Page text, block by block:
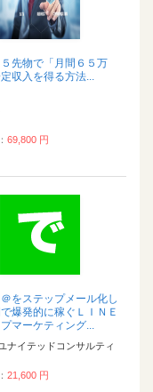
先物で「月間６５万
収入を得る方法...
69,800 円
をステップメール化し
爆発的に稼ぐＬＩＮＥ
マーケティング...
ナイテッドコンサルティ
21,600 円